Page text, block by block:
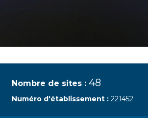
Nombre de sites : 48
Numéro d'établissement : 221452